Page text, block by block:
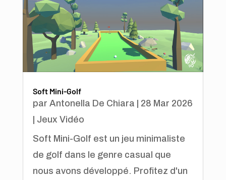
Soft Mini-Golf
par Antonella De Chiara
28 Mar 2026
Jeux Vidéo
Soft Mini-Golf est un jeu minimaliste
de golf dans le genre casual que
nous avons développé. Profitez d'un